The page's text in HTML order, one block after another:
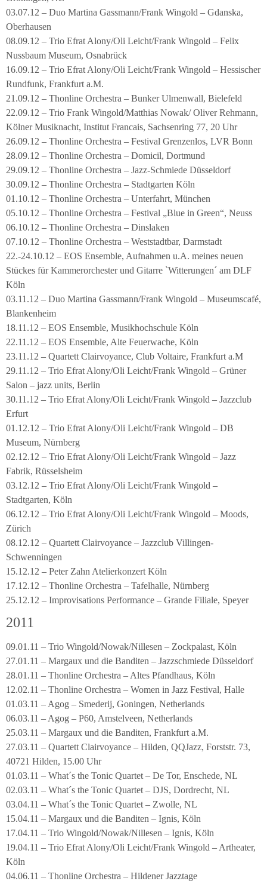
03.07.12 – Duo Martina Gassmann/Frank Wingold – Gdanska,
Oberhausen
08.09.12 – Trio Efrat Alony/Oli Leicht/Frank Wingold – Felix
Nussbaum Museum, Osnabrück
16.09.12 – Trio Efrat Alony/Oli Leicht/Frank Wingold – Hessischer
Rundfunk, Frankfurt a.M.
21.09.12 – Thonline Orchestra – Bunker Ulmenwall, Bielefeld
22.09.12 – Trio Frank Wingold/Matthias Nowak/ Oliver Rehmann,
Kölner Musiknacht, Institut Francais, Sachsenring 77, 20 Uhr
26.09.12 – Thonline Orchestra – Festival Grenzenlos, LVR Bonn
28.09.12 – Thonline Orchestra – Domicil, Dortmund
29.09.12 – Thonline Orchestra – Jazz-Schmiede Düsseldorf
30.09.12 – Thonline Orchestra – Stadtgarten Köln
01.10.12 – Thonline Orchestra – Unterfahrt, München
05.10.12 – Thonline Orchestra – Festival „Blue in Green“, Neuss
06.10.12 – Thonline Orchestra – Dinslaken
07.10.12 – Thonline Orchestra – Weststadtbar, Darmstadt
22.-24.10.12 – EOS Ensemble, Aufnahmen u.A. meines neuen
Stückes für Kammerorchester und Gitarre `Witterungen´ am DLF
Köln
03.11.12 – Duo Martina Gassmann/Frank Wingold – Museumscafé,
Blankenheim
18.11.12 – EOS Ensemble, Musikhochschule Köln
22.11.12 – EOS Ensemble, Alte Feuerwache, Köln
23.11.12 – Quartett Clairvoyance, Club Voltaire, Frankfurt a.M
29.11.12 – Trio Efrat Alony/Oli Leicht/Frank Wingold – Grüner
Salon – jazz units, Berlin
30.11.12 – Trio Efrat Alony/Oli Leicht/Frank Wingold – Jazzclub
Erfurt
01.12.12 – Trio Efrat Alony/Oli Leicht/Frank Wingold – DB
Museum, Nürnberg
02.12.12 – Trio Efrat Alony/Oli Leicht/Frank Wingold – Jazz
Fabrik, Rüsselsheim
03.12.12 – Trio Efrat Alony/Oli Leicht/Frank Wingold –
Stadtgarten, Köln
06.12.12 – Trio Efrat Alony/Oli Leicht/Frank Wingold – Moods,
Zürich
08.12.12 – Quartett Clairvoyance – Jazzclub Villingen-
Schwenningen
15.12.12 – Peter Zahn Atelierkonzert Köln
17.12.12 – Thonline Orchestra – Tafelhalle, Nürnberg
25.12.12 – Improvisations Performance – Grande Filiale, Speyer
2011
09.01.11 – Trio Wingold/Nowak/Nillesen – Zockpalast, Köln
27.01.11 – Margaux und die Banditen – Jazzschmiede Düsseldorf
28.01.11 – Thonline Orchestra – Altes Pfandhaus, Köln
12.02.11 – Thonline Orchestra – Women in Jazz Festival, Halle
01.03.11 – Agog – Smederij, Goningen, Netherlands
06.03.11 – Agog – P60, Amstelveen, Netherlands
25.03.11 – Margaux und die Banditen, Frankfurt a.M.
27.03.11 – Quartett Clairvoyance – Hilden, QQJazz, Forststr. 73,
40721 Hilden, 15.00 Uhr
01.03.11 – What´s the Tonic Quartet – De Tor, Enschede, NL
02.03.11 – What´s the Tonic Quartet – DJS, Dordrecht, NL
03.04.11 – What´s the Tonic Quartet – Zwolle, NL
15.04.11 – Margaux und die Banditen – Ignis, Köln
17.04.11 – Trio Wingold/Nowak/Nillesen – Ignis, Köln
19.04.11 – Trio Efrat Alony/Oli Leicht/Frank Wingold – Artheater,
Köln
04.06.11 – Thonline Orchestra – Hildener Jazztage